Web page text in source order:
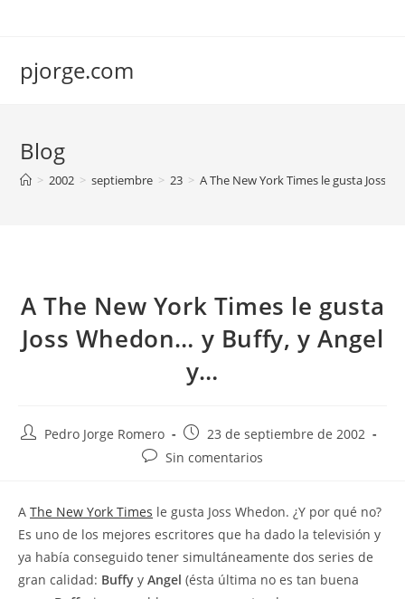
pjorge.com
Blog
> 2002 > septiembre > 23 > A The New York Times le gusta Joss
A The New York Times le gusta
Joss Whedon… y Buffy, y Angel
y…
AutorPedro Jorge Romero
Publicación
de
23 de septiembre de 2002
Comentarios
entrada:
Sin comentarios
A The New York Times le gusta Joss Whedon. ¿Y por qué no?
Es uno de los mejores escritores que ha dado la televisión y
ya había conseguido tener simultáneamente dos series de
gran calidad: Buffy y Angel (ésta última no es tan buena